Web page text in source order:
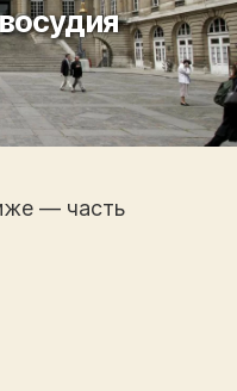
— часть